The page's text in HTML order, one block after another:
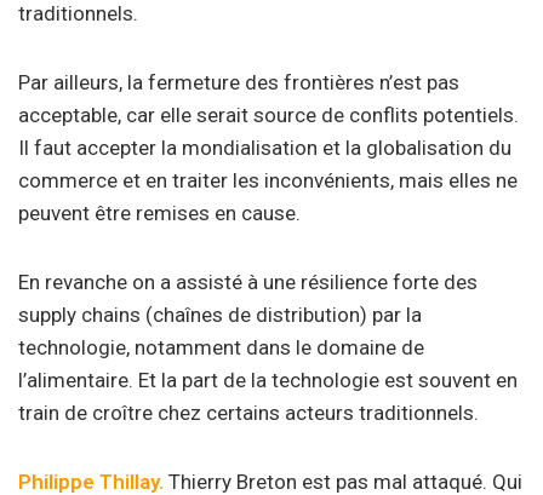
traditionnels.
Par ailleurs, la fermeture des frontières n’est pas
acceptable, car elle serait source de conflits potentiels.
Il faut accepter la mondialisation et la globalisation du
commerce et en traiter les inconvénients, mais elles ne
peuvent être remises en cause.
En revanche on a assisté à une résilience forte des
supply chains (chaînes de distribution) par la
technologie, notamment dans le domaine de
l’alimentaire. Et la part de la technologie est souvent en
train de croître chez certains acteurs traditionnels.
Philippe Thillay. Thierry Breton est pas mal attaqué. Qui